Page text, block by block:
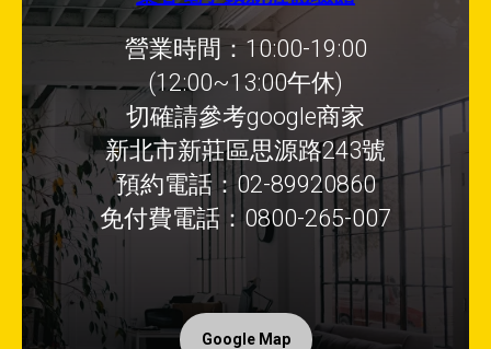
營業時間：10:00-19:00
(12:00~13:00午休)
切確請參考google商家
新北市新莊區思源路243號
預約電話：02-89920860
免付費電話：0800-265-007
Google Map